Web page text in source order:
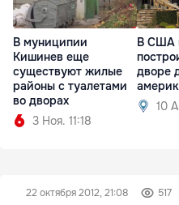
В муниципии
Кишинев еще
существуют жилые
районы с туалетами
во дворах
3 Ноя. 11:18
В США
дворе
10
22 октября 2012, 21:08 517